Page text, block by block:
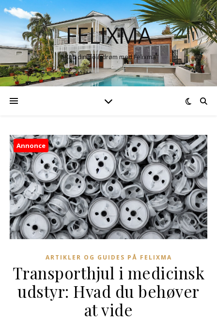
FELIXMA
Skab din boligdrøm med Felixma
Annonce
ARTIKLER OG GUIDES PÅ FELIXMA
Transporthjul i medicinsk
udstyr: Hvad du behøver
at vide